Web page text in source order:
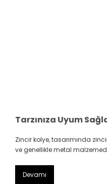
Zincir kolye, tasarımında
ve genellikle metal
Devamı